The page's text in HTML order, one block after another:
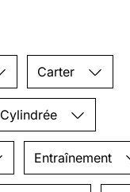
Carter
Cylindrée
Entraînement